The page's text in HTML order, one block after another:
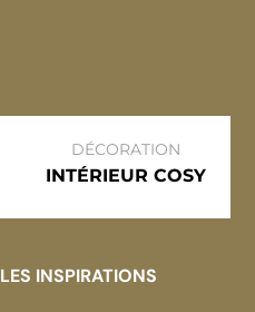
DÉCORATION
INTÉRIEUR COSY
INSPIRATIONS